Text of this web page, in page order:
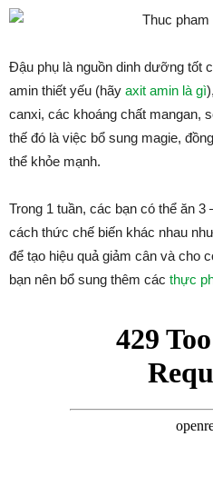
Đậu phụ là nguồn dinh dưỡng tốt
amin thiết yếu (hãy axit amin là gì
canxi, các khoáng chất mangan,
thế đó là việc bổ sung magie,
thể khỏe mạnh.
Trong 1 tuần, các bạn có thể ăn
cách thức chế biến khác nhau
để tạo hiệu quả giảm cân và cho
bạn nên bổ sung thêm các thực